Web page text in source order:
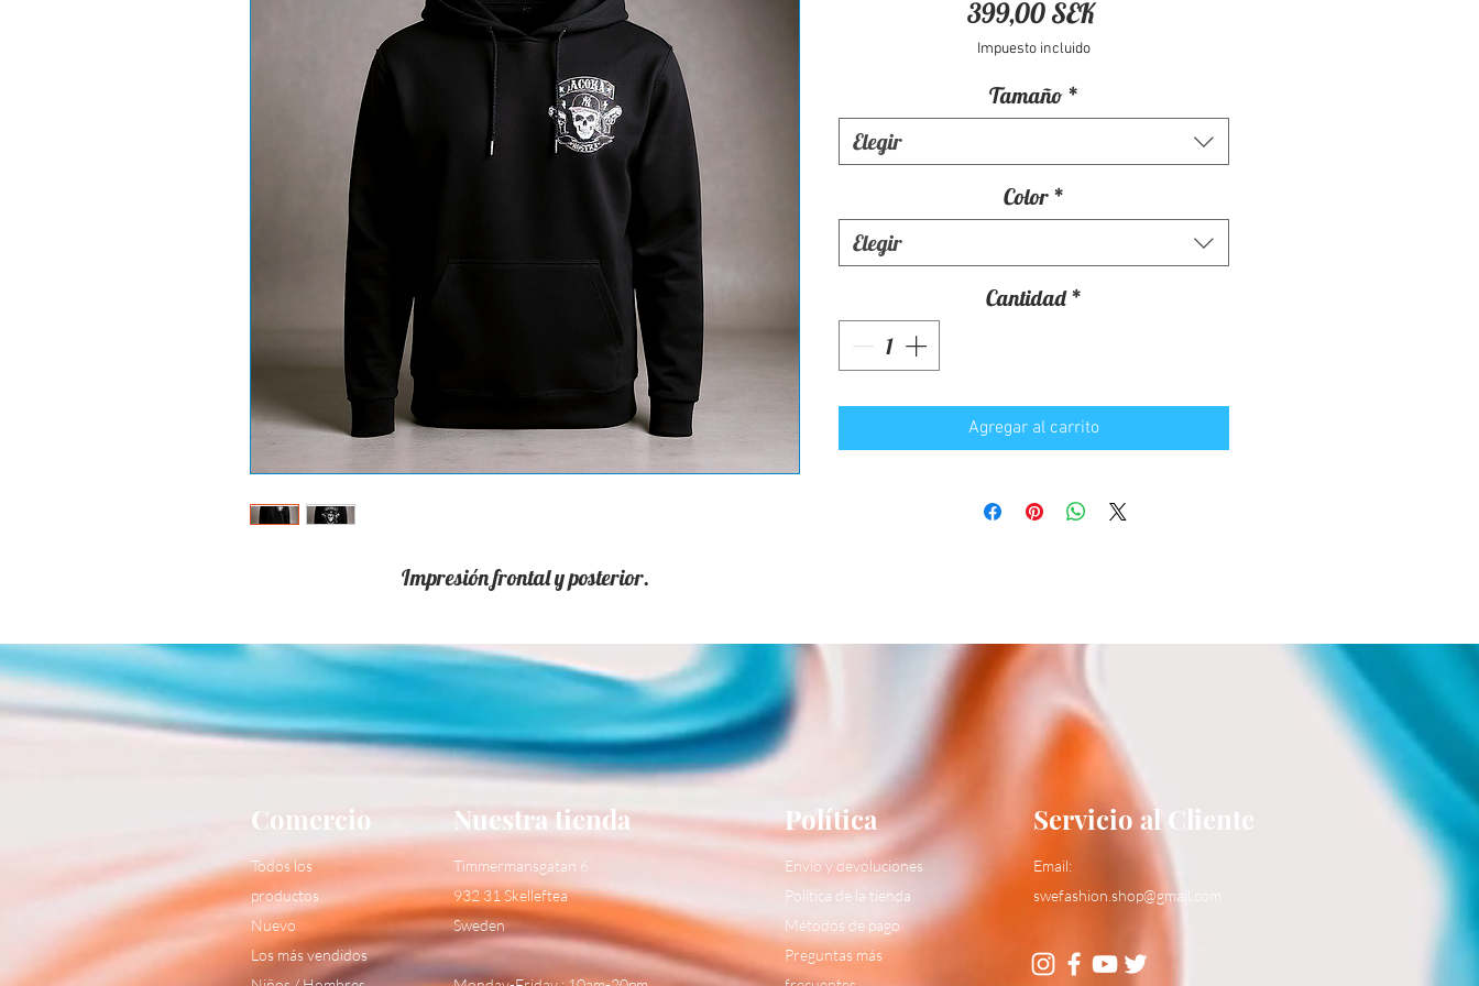
Impresión frontal y posterior.
399,00 SEKPrecio
Impuesto incluido
Tamaño *
Elegir
Color *
Elegir
Cantidad *
Agregar al carrito
Comercio
Todos los
productos
Nuevo
Los más vendidos
Nuestra tienda
Timmermansgatan 6
932 31 Skelleftea
Sweden
Política
Envío y devoluciones
Política de la tienda
Métodos de pago
Preguntas más
Servicio al Cliente
Email:
swefashion.shop@gmail.com